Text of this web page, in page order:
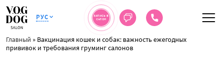
РУС
ЗАПИСЬ В
САЛОН
Главный » Вакцинация кошек и собак: важность ежегодных
прививок и требования груминг салонов